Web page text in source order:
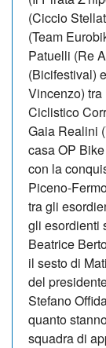
(Ciccio
(Team
Patuelli (Re
(Bicifestival)
Vincenzo)
Ciclistico
Gaia Realini
casa OP
con la
Piceno-
tra gli
gli esordienti
Beatrice
il sesto di
del
Stefano
quanto
squadra di